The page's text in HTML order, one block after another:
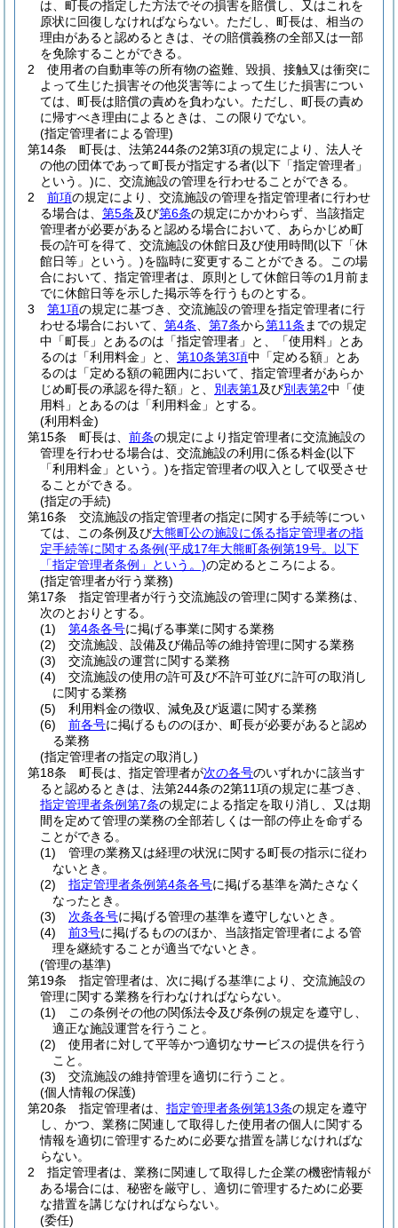
は、町長の指定した方法でその損害を賠償し、又はこれを
原状に回復しなければならない。 ただし、町長は、相当の
理由があると認めるときは、その賠償義務の全部又は一部
を免除することができる。
2
使用者の自動車等の所有物の盗難、毀損、接触又は衝突に
よって生じた損害その他災害等によって生じた損害につい
ては、町長は賠償の責めを負わない。 ただし、町長の責め
に帰すべき理由によるときは、この限りでない。
(指定管理者による管理)
第14条
町長は、法第244条の2第3項の規定により、法人そ
の他の団体であって町長が指定する者(以下「指定管理者」
という。)に、交流施設の管理を行わせることができる。
2
前項の規定により、交流施設の管理を指定管理者に行わせ
る場合は、 第5条及び第6条の規定にかかわらず、当該指定
管理者が必要があると認める場合において、あらかじめ町
長の許可を得て、交流施設の休館日及び使用時間(以下「休
館日等」という。)を臨時に変更することができる。
この場
合において、指定管理者は、原則として休館日等の1月前ま
でに休館日等を示した掲示等を行うものとする。
3
第1項の規定に基づき、交流施設の管理を指定管理者に行
わせる場合において、 第4条 第7条から第11条 までの規定
中「町長」とあるのは「指定管理者」と、「使用料」とあ
るのは「利用料金」と、 第10条第3項中「定める額」とあ
るのは「定める額の範囲内において、指定管理者があらか
じめ町長の承認を得た額」と、 別表第1 及び別表第2中「使
用料」とあるのは「利用料金」とする。
(利用料金)
第15条
町長は、 前条の規定により指定管理者に交流施設の
管理を行わせる場合は、交流施設の利用に係る料金(以下
「利用料金」という。)を指定管理者の収入として収受させ
ることができる。
(指定の手続)
第16条
交流施設の指定管理者の指定に関する手続等につい
ては、この条例及び大熊町公の施設に係る指定管理者の指
定手続等に関する条例(平成17年大熊町条例第19号。以下
「指定管理者条例」という。)の定めるところによる。
(指定管理者が行う業務)
第17条
指定管理者が行う交流施設の管理に関する業務は、
次のとおりとする。
(1)
第4条各号に掲げる事業に関する業務
(2)
交流施設、設備及び備品等の維持管理に関する業務
(3)
交流施設の運営に関する業務
(4)
交流施設の使用の許可及び不許可並びに許可の取消し
に関する業務
(5)
利用料金の徴収、減免及び返還に関する業務
(6)
前各号に掲げるもののほか、町長が必要があると認め
る業務
(指定管理者の指定の取消し)
第18条
町長は、指定管理者が次の各号のいずれかに該当す
ると認めるときは、法第244条の2第11項の規定に基づき、
指定管理者条例第7条の規定による指定を取り消し、又は期
間を定めて管理の業務の全部若しくは一部の停止を命ずる
ことができる。
(1)
管理の業務又は経理の状況に関する町長の指示に従わ
ないとき。
(2)
指定管理者条例第4条各号に掲げる基準を満たさなく
なったとき。
(3)
次条各号に掲げる管理の基準を遵守しないとき。
(4)
前3号に掲げるもののほか、当該指定管理者による管
理を継続することが適当でないとき。
(管理の基準)
第19条
指定管理者は、次に掲げる基準により、交流施設の
管理に関する業務を行わなければならない。
(1)
この条例その他の関係法令及び条例の規定を遵守し、
適正な施設運営を行うこと。
(2)
使用者に対して平等かつ適切なサービスの提供を行う
こと。
(3)
交流施設の維持管理を適切に行うこと。
(個人情報の保護)
第20条
指定管理者は、 指定管理者条例第13条の規定を遵守
し、かつ、業務に関連して取得した使用者の個人に関する
情報を適切に管理するために必要な措置を講じなければな
らない。
2
指定管理者は、業務に関連して取得した企業の機密情報が
ある場合には、秘密を厳守し、適切に管理するために必要
な措置を講じなければならない。
(委任)